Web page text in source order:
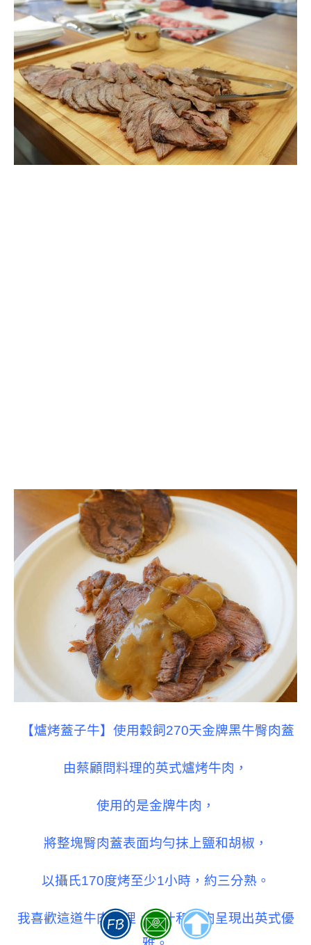
【爐烤蓋子牛】使用穀飼270天金牌黑牛臀肉蓋
由蔡顧問料理的英式爐烤牛肉，
使用的是金牌牛肉，
將整塊臀肉蓋表面均勻抹上鹽和胡椒，
以攝氏170度烤至少1小時，約三分熟。
我喜歡這道牛肉料理，醬汁和牛肉呈現出英式優